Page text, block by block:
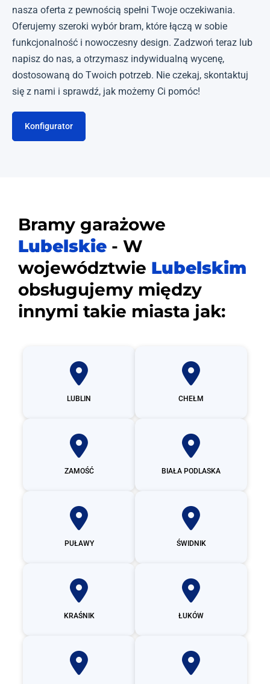
nasza oferta z pewnością spełni Twoje oczekiwania.
Oferujemy szeroki wybór bram, które łączą w sobie
funkcjonalność i nowoczesny design. Zadzwoń teraz lub
napisz do nas, a otrzymasz indywidualną wycenę,
dostosowaną do Twoich potrzeb. Nie czekaj, skontaktuj
się z nami i sprawdź, jak możemy Ci pomóc!
Konfigurator
Bramy garażowe
Lubelskie - W
województwie Lubelskim
obsługujemy między
innymi takie miasta jak:
LUBLIN CHEŁM
ZAMOŚĆ BIAŁA PODLASKA
PUŁAWY ŚWIDNIK
KRAŚNIK ŁUKÓW